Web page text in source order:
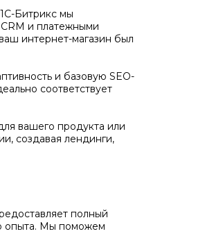
Битрикс мы
и платежными
интернет-магазин был
и базовую SEO-
соответствует
вашего продукта или
создавая лендинги,
полный
опыта. Мы поможем